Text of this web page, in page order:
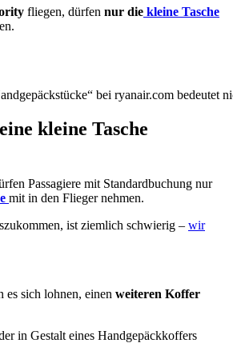
fliegen, dürfen nur die kleine Tasche
bei ryanair.com bedeutet
kleine Tasche
Passagiere mit Standardbuchung nur
mit in den Flieger nehmen.
ist ziemlich schwierig – wir
es sich lohnen, einen weiteren Koffer
in Gestalt eines Handgepäckkoffers